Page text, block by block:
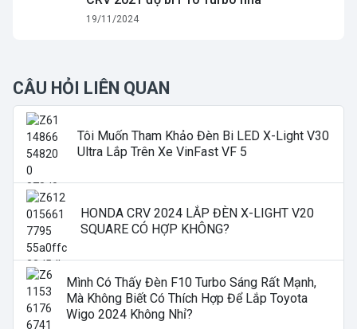
19/11/2024
CÂU HỎI LIÊN QUAN
Tôi Muốn Tham Khảo Đèn Bi LED X-Light V30
Ultra Lắp Trên Xe VinFast VF 5
HONDA CRV 2024 LẮP ĐÈN X-LIGHT V20
SQUARE CÓ HỢP KHÔNG?
Mình Có Thấy Đèn F10 Turbo Sáng Rất Mạnh,
Mà Không Biết Có Thích Hợp Để Lắp Toyota
Wigo 2024 Không Nhỉ?